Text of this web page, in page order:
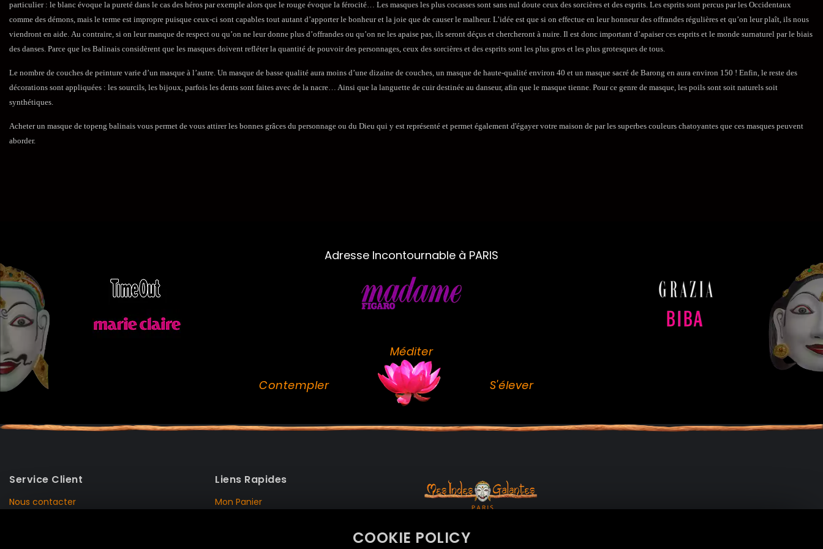
COOKIE POLICY
particulier : le blanc évoque la pureté dans le cas des héros par exemple alors que le rouge évoque la férocité… Les masques les plus cocasses sont sans nul doute ceux des sorcières et des esprits. Les esprits sont percus par les Occidentaux
comme des démons, mais le terme est impropre puisque ceux-ci sont capables tout autant d’apporter le bonheur et la joie que de causer le malheur. L’idée est que si on effectue en leur honneur des offrandes régulières et qu’on leur plaît, ils nous
viendront en aide. Au contraire, si on leur manque de respect ou qu’on ne leur donne plus d’offrandes ou qu’on ne les apaise pas, ils seront déçus et chercheront à nuire. Il est donc important d’apaiser ces esprits et le monde surnaturel par le biais
des danses. Parce que les Balinais considèrent que les masques doivent refléter la quantité de pouvoir des personnages, ceux des sorcières et des esprits sont les plus gros et les plus grotesques de tous.
Le nombre de couches de peinture varie d’un masque à l’autre. Un masque de basse qualité aura moins d’une dizaine de couches, un masque de haute-qualité environ 40 et un masque sacré de Barong en aura environ 150 ! Enfin, le reste des
décorations sont appliquées : les sourcils, les bijoux, parfois les dents sont faites avec de la nacre… Ainsi que la languette de cuir destinée au danseur, afin que le masque tienne. Pour ce genre de masque, les poils sont soit naturels soit
synthétiques.
Acheter un masque de topeng balinais vous permet de vous attirer les bonnes grâces du personnage ou du Dieu qui y est représenté et permet également d'égayer votre maison de par les superbes couleurs chatoyantes que ces masques peuvent
aborder.
Adresse Incontournable à PARIS
Méditer
Contempler S'élever
Service Client
Nous contacter
Liens Rapides
Mon Panier
Le Marais, 75004 Paris